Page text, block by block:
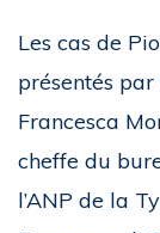
Les cas de
présentés
Francesca
cheffe du
l’ANP de la